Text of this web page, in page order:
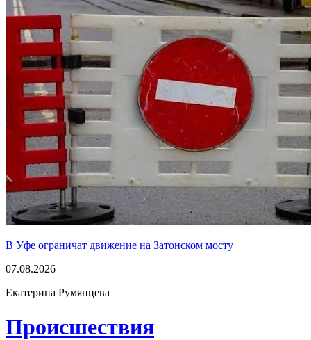
В Уфе ограничат движение на Затонском мосту
07.08.2026
Екатерина Румянцева
Проиcшествия